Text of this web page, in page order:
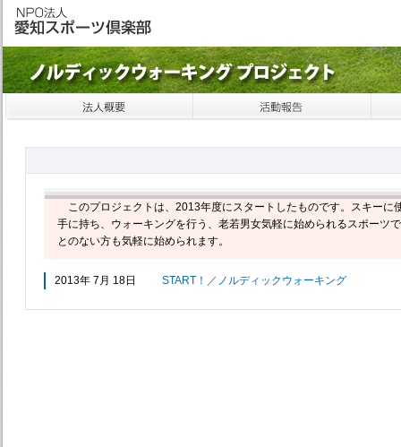
このプロジェクトは、2013年度にスタートしたものです。 スキーに
手に持ち、 ウォーキングを行う、老若男女気軽に始められるスポーツ
とのない方も気軽に始められます。
2013年 7月 18日 START！／ノルディックウォーキング